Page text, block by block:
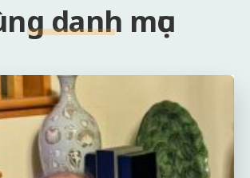
danh mục